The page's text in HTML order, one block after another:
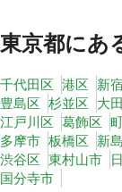
東京都にあ
千代田区 港区 新
豊島区 杉並区 大
江戸川区 葛飾区
多摩市 板橋区 新
渋谷区 東村山市
国分寺市